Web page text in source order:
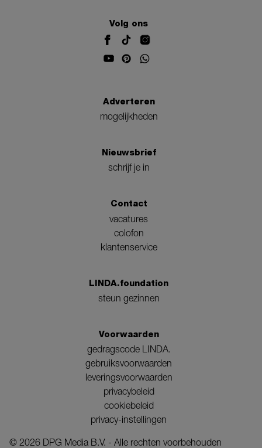
Volg ons
Adverteren
mogelijkheden
Nieuwsbrief
schrijf je in
Contact
vacatures
colofon
klantenservice
LINDA.foundation
steun gezinnen
Voorwaarden
gedragscode LINDA.
gebruiksvoorwaarden
leveringsvoorwaarden
privacybeleid
cookiebeleid
privacy-instellingen
© 2026 DPG Media B.V. - Alle rechten voorbehouden